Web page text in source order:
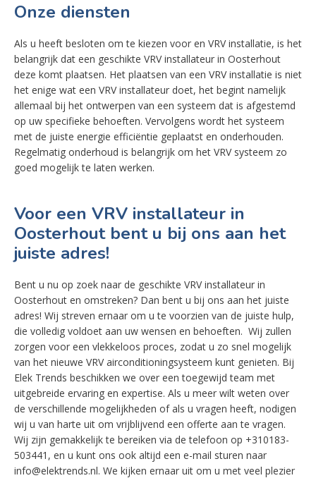
Onze diensten
Als u heeft besloten om te kiezen voor en VRV installatie, is het
belangrijk dat een geschikte VRV installateur in Oosterhout
deze komt plaatsen. Het plaatsen van een VRV installatie is niet
het enige wat een VRV installateur doet, het begint namelijk
allemaal bij het ontwerpen van een systeem dat is afgestemd
op uw specifieke behoeften. Vervolgens wordt het systeem
met de juiste energie efficiëntie geplaatst en onderhouden.
Regelmatig onderhoud is belangrijk om het VRV systeem zo
goed mogelijk te laten werken.
Voor een VRV installateur in
Oosterhout bent u bij ons aan het
juiste adres!
Bent u nu op zoek naar de geschikte VRV installateur in
Oosterhout en omstreken? Dan bent u bij ons aan het juiste
adres! Wij streven ernaar om u te voorzien van de juiste hulp,
die volledig voldoet aan uw wensen en behoeften. Wij zullen
zorgen voor een vlekkeloos proces, zodat u zo snel mogelijk
van het nieuwe VRV airconditioningsysteem kunt genieten. Bij
Elek Trends beschikken we over een toegewijd team met
uitgebreide ervaring en expertise. Als u meer wilt weten over
de verschillende mogelijkheden of als u vragen heeft, nodigen
wij u van harte uit om vrijblijvend een offerte aan te vragen.
Wij zijn gemakkelijk te bereiken via de telefoon op +310183-
503441, en u kunt ons ook altijd een e-mail sturen naar
info@elektrends.nl. We kijken ernaar uit om u met veel plezier